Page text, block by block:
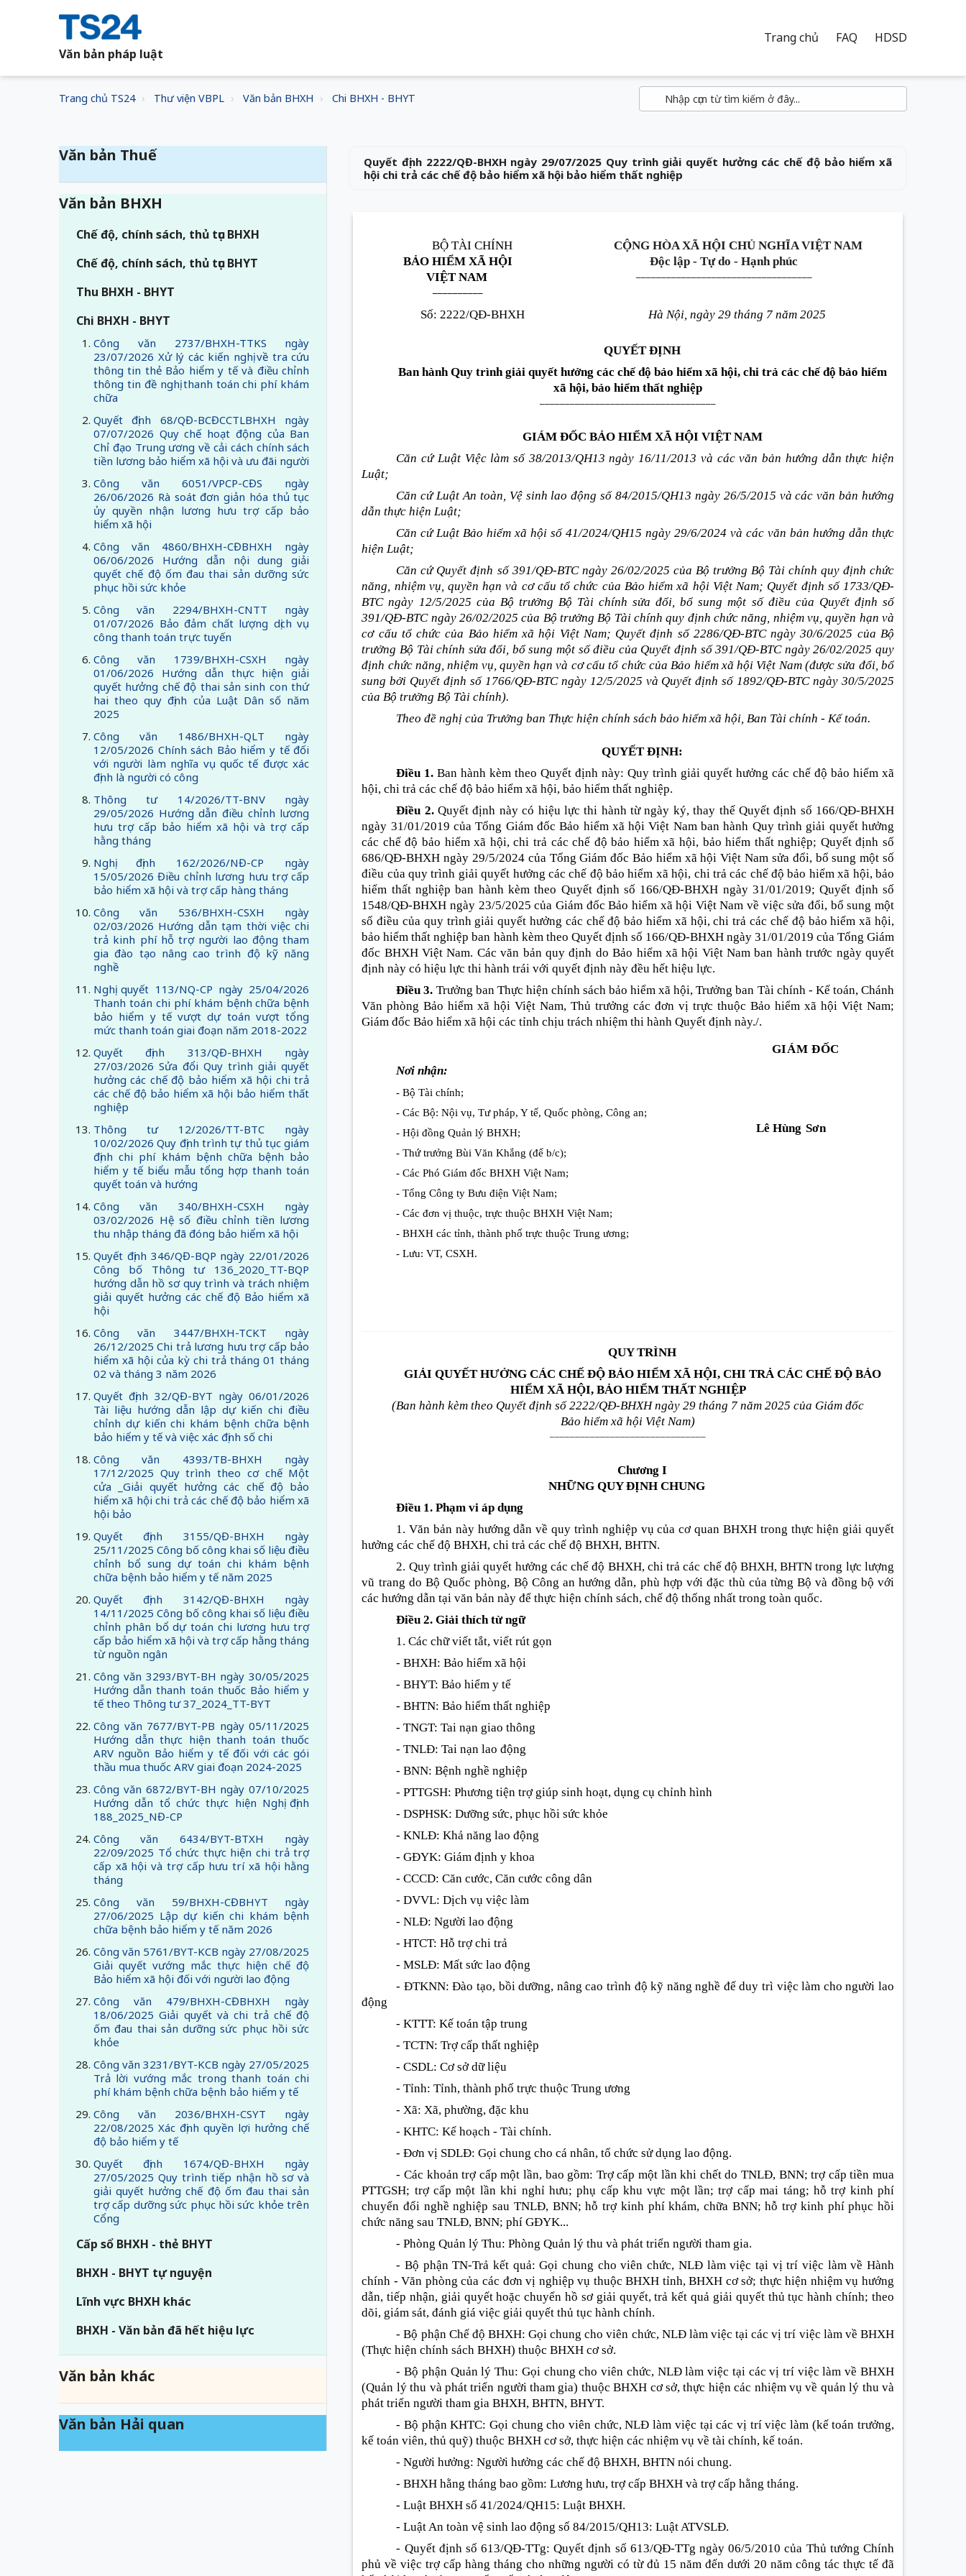
Văn bản pháp luật
Trang chủ FAQ HDSD
Trang chủ TS24 Thư viện VBPL Văn bản BHXH Chi BHXH - BHYT
Văn bản Thuế
Văn bản BHXH
Chế độ, chính sách, thủ tục BHXH
Chế độ, chính sách, thủ tục BHYT
Thu BHXH - BHYT
Chi BHXH - BHYT
Công văn 2737/BHXH-TTKS ngày
23/07/2026 Xử lý các kiến nghị về tra cứu
thông tin thẻ Bảo hiểm y tế và điều chỉnh
thông tin đề nghị thanh toán chi phí khám
chữa
Quyết định 68/QĐ-BCĐCCTLBHXH ngày
07/07/2026 Quy chế hoạt động của Ban
Chỉ đạo Trung ương về cải cách chính sách
tiền lương bảo hiểm xã hội và ưu đãi người
Công văn 6051/VPCP-CĐS ngày
26/06/2026 Rà soát đơn giản hóa thủ tục
ủy quyền nhận lương hưu trợ cấp bảo
hiểm xã hội
Công văn 4860/BHXH-CĐBHXH ngày
06/06/2026 Hướng dẫn nội dung giải
quyết chế độ ốm đau thai sản dưỡng sức
phục hồi sức khỏe
Công văn 2294/BHXH-CNTT ngày
01/07/2026 Bảo đảm chất lượng dịch vụ
công thanh toán trực tuyến
Công văn 1739/BHXH-CSXH ngày
01/06/2026 Hướng dẫn thực hiện giải
quyết hưởng chế độ thai sản sinh con thứ
hai theo quy định của Luật Dân số năm
2025
Công văn 1486/BHXH-QLT ngày
12/05/2026 Chính sách Bảo hiểm y tế đối
với người làm nghĩa vụ quốc tế được xác
định là người có công
Thông tư 14/2026/TT-BNV ngày
29/05/2026 Hướng dẫn điều chỉnh lương
hưu trợ cấp bảo hiểm xã hội và trợ cấp
hằng tháng
Nghị định 162/2026/NĐ-CP ngày
15/05/2026 Điều chỉnh lương hưu trợ cấp
bảo hiểm xã hội và trợ cấp hàng tháng
Công văn 536/BHXH-CSXH ngày
02/03/2026 Hướng dẫn tạm thời việc chi
trả kinh phí hỗ trợ người lao động tham
gia đào tạo nâng cao trình độ kỹ năng
nghề
Nghị quyết 113/NQ-CP ngày 25/04/2026
Thanh toán chi phí khám bệnh chữa bệnh
bảo hiểm y tế vượt dự toán vượt tổng
mức thanh toán giai đoạn năm 2018-2022
Quyết định 313/QĐ-BHXH ngày
27/03/2026 Sửa đổi Quy trình giải quyết
hưởng các chế độ bảo hiểm xã hội chi trả
các chế độ bảo hiểm xã hội bảo hiểm thất
nghiệp
Thông tư 12/2026/TT-BTC ngày
10/02/2026 Quy định trình tự thủ tục giám
định chi phí khám bệnh chữa bệnh bảo
hiểm y tế biểu mẫu tổng hợp thanh toán
quyết toán và hướng
Công văn 340/BHXH-CSXH ngày
03/02/2026 Hệ số điều chỉnh tiền lương
thu nhập tháng đã đóng bảo hiểm xã hội
Quyết định 346/QĐ-BQP ngày 22/01/2026
Công bố Thông tư 136_2020_TT-BQP
hướng dẫn hồ sơ quy trình và trách nhiệm
giải quyết hưởng các chế độ Bảo hiểm xã
hội
Công văn 3447/BHXH-TCKT ngày
26/12/2025 Chi trả lương hưu trợ cấp bảo
hiểm xã hội của kỳ chi trả tháng 01 tháng
02 và tháng 3 năm 2026
Quyết định 32/QĐ-BYT ngày 06/01/2026
Tài liệu hướng dẫn lập dự kiến chi điều
chỉnh dự kiến chi khám bệnh chữa bệnh
bảo hiểm y tế và việc xác định số chi
Công văn 4393/TB-BHXH ngày
17/12/2025 Quy trình theo cơ chế Một
cửa _Giải quyết hưởng các chế độ bảo
hiểm xã hội chi trả các chế độ bảo hiểm xã
hội bảo
Quyết định 3155/QĐ-BHXH ngày
25/11/2025 Công bố công khai số liệu điều
chỉnh bổ sung dự toán chi khám bệnh
chữa bệnh bảo hiểm y tế năm 2025
Quyết định 3142/QĐ-BHXH ngày
14/11/2025 Công bố công khai số liệu điều
chỉnh phân bổ dự toán chi lương hưu trợ
cấp bảo hiểm xã hội và trợ cấp hằng tháng
từ nguồn ngân
Công văn 3293/BYT-BH ngày 30/05/2025
Hướng dẫn thanh toán thuốc Bảo hiểm y
tế theo Thông tư 37_2024_TT-BYT
Công văn 7677/BYT-PB ngày 05/11/2025
Hướng dẫn thực hiện thanh toán thuốc
ARV nguồn Bảo hiểm y tế đối với các gói
thầu mua thuốc ARV giai đoạn 2024-2025
Công văn 6872/BYT-BH ngày 07/10/2025
Hướng dẫn tổ chức thực hiện Nghị định
188_2025_NĐ-CP
Công văn 6434/BYT-BTXH ngày
22/09/2025 Tổ chức thực hiện chi trả trợ
cấp xã hội và trợ cấp hưu trí xã hội hằng
tháng
Công văn 59/BHXH-CĐBHYT ngày
27/06/2025 Lập dự kiến chi khám bệnh
chữa bệnh bảo hiểm y tế năm 2026
Công văn 5761/BYT-KCB ngày 27/08/2025
Giải quyết vướng mắc thực hiện chế độ
Bảo hiểm xã hội đối với người lao động
Công văn 479/BHXH-CĐBHXH ngày
18/06/2025 Giải quyết và chi trả chế độ
ốm đau thai sản dưỡng sức phục hồi sức
khỏe
Công văn 3231/BYT-KCB ngày 27/05/2025
Trả lời vướng mắc trong thanh toán chi
phí khám bệnh chữa bệnh bảo hiểm y tế
Công văn 2036/BHXH-CSYT ngày
22/08/2025 Xác định quyền lợi hưởng chế
độ bảo hiểm y tế
Quyết định 1674/QĐ-BHXH ngày
27/05/2025 Quy trình tiếp nhận hồ sơ và
giải quyết hưởng chế độ ốm đau thai sản
trợ cấp dưỡng sức phục hồi sức khỏe trên
Cổng
Cấp sổ BHXH - thẻ BHYT
BHXH - BHYT tự nguyện
Lĩnh vực BHXH khác
BHXH - Văn bản đã hết hiệu lực
Văn bản khác
Văn bản Hải quan
Quyết định 2222/QĐ-BHXH ngày 29/07/2025 Quy trình giải quyết hưởng các chế độ bảo hiểm xã
hội chi trả các chế độ bảo hiểm xã hội bảo hiểm thất nghiệp
BỘ TÀI CHÍNH
BẢO HIỂM XÃ HỘI
VIỆT NAM
CỘNG HÒA XÃ HỘI CHỦ NGHĨA VIỆT NAM
Độc lập - Tự do - Hạnh phúc
Số: 2222/QĐ-BHXH Hà Nội, ngày 29 tháng 7 năm 2025
QUYẾT ĐỊNH
Ban hànhQuy trình giải quyết hưởng các chế độ bảo hiểm xã hội, chi trả các chế độ bảo hiểm
xã hội, bảo hiểm thất nghiệp
GIÁM ĐỐC BẢO HIỂM XÃ HỘI VIỆT NAM
Căn cứ Luật Việc làm số38/2013/QH13 ngày 16/11/2013 và các văn bản hướng dẫn thực hiện
Luật;
Căn cứ Luật An toàn, Vệ sinh lao động số 84/2015/QH13 ngày 26/5/2015 và các văn bản hướng
dẫn thực hiện Luật;
Căn cứ Luật Bảo hiểm xã hội số 41/2024/QH15 ngày 29/6/2024 và các văn bản hướng dẫn thực
hiện Luật;
Căn cứ Quyết định số 391/QĐ-BTC ngày 26/02/2025 của Bộ trưởng Bộ Tài chính quy định chức
năng, nhiệm vụ, quyền hạn và cơ cấu tổ chức của Bảo hiểm xã hội Việt Nam; Quyết định số 1733/QĐ-
BTC ngày 12/5/2025 của Bộ trưởng Bộ Tài chính sửa đổi, bổ sung một số điều của Quyết định số
391/QĐ-BTC ngày 26/02/2025 của Bộ trưởng Bộ Tài chính quy định chức năng, nhiệm vụ, quyền hạn và
cơ cấu tổ chức của Bảo hiểm xã hội Việt Nam; Quyết định số 2286/QĐ-BTC ngày 30/6/2025 của Bộ
trưởng Bộ Tài chính sửa đổi, bổ sung một số điều của Quyết định số 391/QĐ-BTC ngày 26/02/2025 quy
định chức năng, nhiệm vụ, quyền hạn và cơ cấu tổ chức của Bảo hiểmxã hội Việt Nam (đượcsửa đổi, bổ
sung bởi Quyết định số 1766/QĐ-BTC ngày 12/5/2025 và Quyết định số 1892/QĐ-BTC ngày 30/5/2025
của Bộ trưởng Bộ Tài chính).
Theo đề nghị của Trưởng ban Thực hiệnchính sách bảo hiểm xã hội, Ban Tài chính- Kế toán.
QUYẾT ĐỊNH:
Điều 1. Ban hành kèm theo Quyết định này: Quy trình giải quyết hưởng các chế độ bảo hiểm xã
hội, chi trả các chế độ bảo hiểm xã hội, bảo hiểm thất nghiệp.
Điều 2.Quyết định này có hiệu lực thi hành từ ngày ký, thay thế Quyết định số 166/QĐ-BHXH
ngày 31/01/2019 của Tổng Giám đốc Bảo hiểm xã hội Việt Nam ban hành Quy trình giải quyết hưởng
các chế độ bảo hiểm xã hội, chi trả các chế độ bảo hiểm xã hội, bảo hiểm thất nghiệp; Quyết định số
686/QĐ-BHXH ngày 29/5/2024 của Tổng Giám đốc Bảo hiểm xã hội Việt Nam sửa đổi, bổ sung một số
điều của quy trình giải quyết hưởng các chế độ bảo hiểm xã hội, chi trả các chế độ bảo hiểm xã hội, bảo
hiểm thất nghiệp ban hành kèm theo Quyết định số 166/QĐ-BHXH ngày 31/01/2019; Quyết định số
1548/QĐ-BHXH ngày 23/5/2025 của Giám đốc Bảo hiểm xã hội Việt Nam về việc sửa đổi, bổ sung một
số điều của quy trình giải quyết hưởng các chế độ bảo hiểm xã hội, chi trả các chế độ bảo hiểm xã hội,
bảo hiểm thất nghiệp ban hành kèm theo Quyết định số 166/QĐ-BHXH ngày 31/01/2019 của Tổng Giám
đốc BHXH Việt Nam. Các văn bản quy định do Bảo hiểm xã hội Việt Nam ban hành trước ngày quyết
định này có hiệu lực thi hành trái với quyết định này đều hết hiệu lực.
Điều 3. Trưởng ban Thực hiện chính sách bảo hiểm xã hội, Trưởng ban Tài chính - Kế toán, Chánh
Văn phòng Bảo hiểm xã hội Việt Nam, Thủ trưởng các đơn vị trực thuộc Bảo hiểm xã hội Việt Nam;
Giám đốc Bảo hiểm xã hội các tỉnh chịu trách nhiệm thi hành Quyết định này./.
Nơi nhận:
- Bộ Tài chính;
- Các Bộ: Nội vụ, Tư pháp, Y tế, Quốc phòng, Công an;
- Hội đồng Quản lý BHXH;
- Thứ trưởng Bùi Văn Khắng (để b/c);
- Các Phó Giám đốc BHXH Việt Nam;
- Tổng Công ty Bưu điện Việt Nam;
- Các đơn vị thuộc, trực thuộc BHXH Việt Nam;
- BHXH các tỉnh, thành phố trực thuộc Trung ương;
- Lưu: VT, CSXH.
GIÁM ĐỐC
Lê Hùng Sơn
QUY TRÌNH
GIẢI QUYẾT HƯỞNG CÁC CHẾ ĐỘ BẢO HIỂM XÃ HỘI, CHI TRẢ CÁC CHẾ ĐỘ BẢO
HIỂM XÃ HỘI, BẢO HIỂM THẤT NGHIỆP
(Ban hành kèmtheo Quyết định số2222/QĐ-BHXH ngày 29 tháng 7 năm 2025của Giám đốc
Bảohiểm xã hội Việt Nam)
Chương I
NHỮNG QUY ĐỊNH CHUNG
Điều 1. Phạm vi áp dụng
1. Văn bản này hướng dẫn về quy trình nghiệp vụ của cơ quan BHXH trong thực hiện giải quyết
hưởng các chế độ BHXH, chi trả các chế độ BHXH, BHTN.
2. Quy trình giải quyết hưởng các chế độ BHXH, chi trả các chế độ BHXH, BHTN trong lực lượng
vũ trang do Bộ Quốc phòng, Bộ Công an hướng dẫn, phù hợp với đặc thù của từng Bộ và đồng bộ với
các hướng dẫn tại văn bản nàyđể thực hiện chính sách, chế độ thống nhất trong toàn quốc.
Điều 2. Giải thích từ ngữ
1. Các chữ viết tắt, viết rút gọn
- BHXH: Bảo hiểm xã hội
- BHYT: Bảo hiểm y tế
- BHTN: Bảo hiểm thất nghiệp
- TNGT: Tai nạn giao thông
- TNLĐ: Tai nạn lao động
- BNN: Bệnh nghề nghiệp
- PTTGSH: Phương tiện trợ giúp sinh hoạt, dụng cụ chỉnh hình
- DSPHSK: Dưỡng sức, phục hồi sức khỏe
- KNLĐ: Khả năng lao động
- GĐYK: Giám định y khoa
- CCCD: Căn cước, Căn cước công dân
- DVVL: Dịch vụ việc làm
- NLĐ: Người lao động
- HTCT: Hỗ trợ chi trả
- MSLĐ: Mất sức lao động
- ĐTKNN: Đào tạo, bồi dưỡng, nâng cao trình độ kỹ năng nghề để duy trì việc làm cho người lao
động
- KTTT: Kế toán tập trung
- TCTN: Trợ cấp thất nghiệp
- CSDL: Cơ sở dữ liệu
- Tỉnh: Tỉnh, thành phố trực thuộc Trung ương
- Xã: Xã, phường, đặc khu
- KHTC: Kế hoạch - Tài chính.
- Đơn vị SDLĐ: Gọi chung cho cá nhân, tổ chức sử dụng lao động.
- Các khoản trợ cấp một lần, bao gồm: Trợ cấp một lần khi chết do TNLĐ, BNN; trợ cấp tiền mua
PTTGSH; trợ cấp một lần khi nghỉ hưu; phụ cấp khu vực một lần; trợ cấp mai táng; hỗ trợ kinh phí
chuyển đổi nghề nghiệp sau TNLĐ, BNN; hỗ trợ kinh phí khám, chữa BNN; hỗ trợ kinh phí phục hồi
chức năng sau TNLĐ, BNN; phí GĐYK...
- Phòng Quản lý Thu: Phòng Quản lý thu và phát triển người tham gia.
- Bộ phận TN-Trả kết quả: Gọi chung cho viên chức, NLĐ làm việc tại vị trí việc làm về Hành
chính - Văn phòng của các đơn vị nghiệp vụ thuộc BHXH tỉnh, BHXH cơ sở; thực hiện nhiệm vụ hướng
dẫn, tiếp nhận, giải quyết hoặc chuyển hồ sơ giải quyết, trả kết quả giải quyết thủ tục hành chính; theo
dõi, giám sát, đánh giá việc giải quyết thủ tục hành chính.
- Bộ phận Chế độ BHXH: Gọi chung cho viên chức, NLĐ làm việc tại các vị trí việc làm về BHXH
(Thực hiện chính sách BHXH) thuộc BHXH cơ sở.
- Bộ phận Quản lý Thu: Gọi chung cho viên chức, NLĐ làm việc tại các vị trí việc làm về BHXH
(Quản lý thu và phát triển người tham gia) thuộc BHXH cơ sở, thực hiện các nhiệm vụ về quản lý thu và
phát triển người tham gia BHXH, BHTN, BHYT.
- Bộ phận KHTC: Gọi chung cho viên chức, NLĐ làm việc tại các vị trí việc làm (kế toán trưởng,
kế toán viên, thủ quỹ) thuộc BHXH cơ sở, thực hiện các nhiệm vụ về tài chính, kế toán.
- Người hưởng: Người hưởng các chế độ BHXH, BHTN nói chung.
- BHXH hằng tháng bao gồm: Lương hưu, trợ cấp BHXH và trợ cấp hằng tháng.
- Luật BHXH số 41/2024/QH15: Luật BHXH.
- Luật An toàn vệ sinh lao động số 84/2015/QH13: Luật ATVSLĐ.
- Quyết định số 613/QĐ-TTg: Quyết định số 613/QĐ-TTg ngày 06/5/2010 của Thủ tướng Chính
phủ về việc trợ cấp hàng tháng cho những người có từ đủ 15 năm đến dưới 20 năm công tác thực tế đã